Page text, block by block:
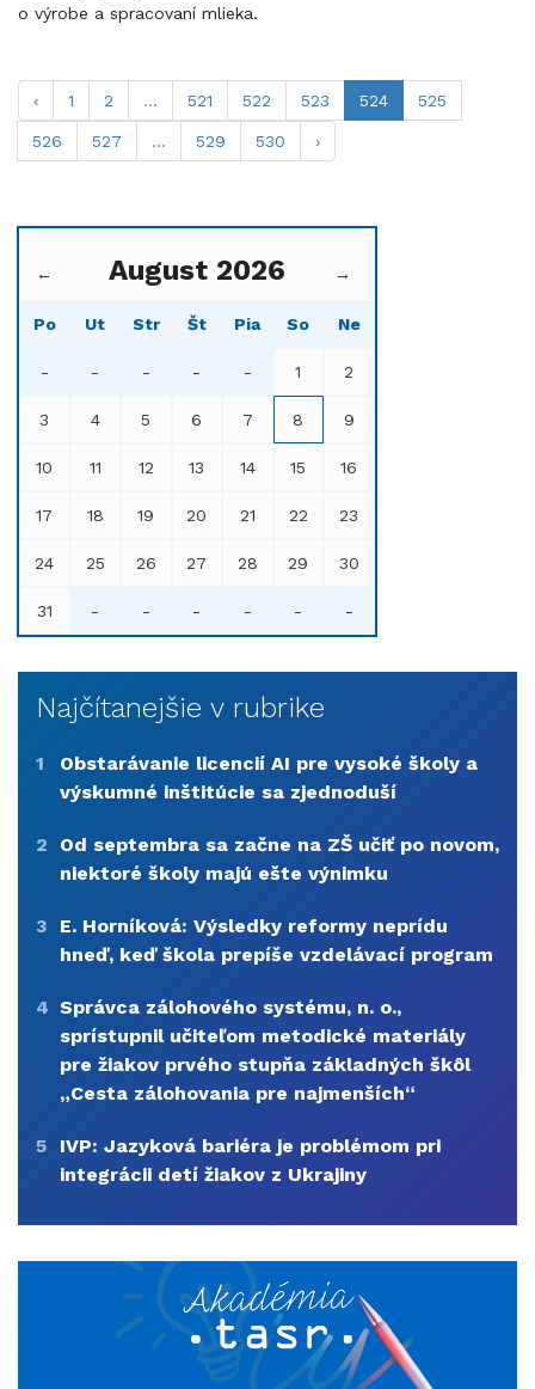
o výrobe a spracovaní mlieka.
‹ 1 2 ... 521 522 523 524 525
526 527 ... 529 530 ›
← August 2026 →
Po Ut Str Št Pia So Ne
- - - - - 1 2
3 4 5 6 7 8 9
10 11 12 13 14 15 16
17 18 19 20 21 22 23
24 25 26 27 28 29 30
31 - - - - - -
Najčítanejšie v rubrike
1
Obstarávanie licencií AI pre vysoké školy a
výskumné inštitúcie sa zjednoduší
2
Od septembra sa začne na ZŠ učiť po novom,
niektoré školy majú ešte výnimku
3
E. Horníková: Výsledky reformy neprídu
hneď, keď škola prepíše vzdelávací program
4 Správca zálohového systému, n. o.,
sprístupnil učiteľom metodické materiály
pre žiakov prvého stupňa základných škôl
„Cesta zálohovania pre najmenších“
5
IVP: Jazyková bariéra je problémom pri
integrácii detí žiakov z Ukrajiny